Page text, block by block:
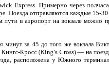
Express. Примерно через полчаса
Поезда отправляются каждые 15-
в аэропорт на вокзале можно
за 45 до того же вокзала
Кросс (King’s Cross) — на
расположена у Южного